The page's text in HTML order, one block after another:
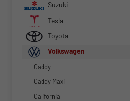
Suzuki
Tesla
Toyota
Volkswagen
Caddy
Caddy Maxi
California